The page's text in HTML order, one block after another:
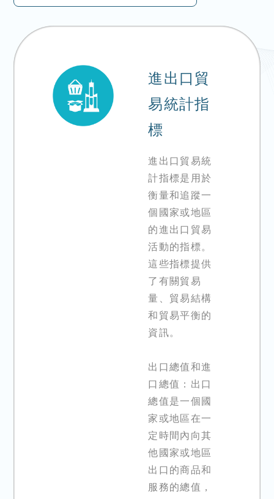
進出口貿
易統計指
標
進出口貿易統
計指標是用於
衡量和追蹤一
個國家或地區
的進出口貿易
活動的指標。
這些指標提供
了有關貿易
量、貿易結構
和貿易平衡的
資訊。
出口總值和進
口總值：出口
總值是一個國
家或地區在一
定時間內向其
他國家或地區
出口的商品和
服務的總值，